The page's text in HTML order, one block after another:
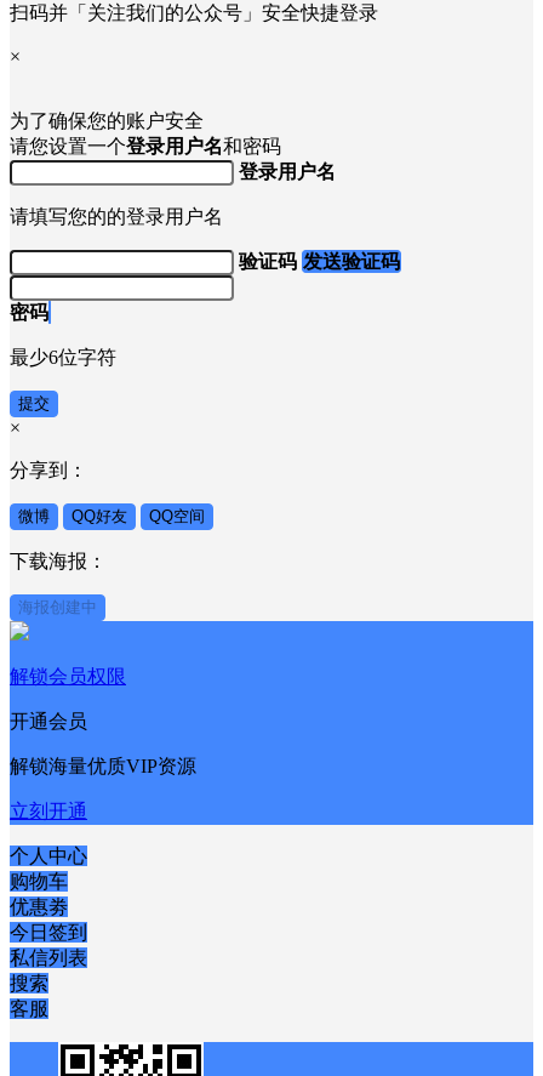
扫码并「关注我们的公众号」安全快捷登录
×
为了确保您的账户安全
请您设置一个登录用户名和密码
登录用户名
请填写您的的登录用户名
验证码 发送验证码
密码
最少6位字符
提交
×
分享到：
微博 QQ好友 QQ空间
下载海报：
海报创建中
解锁会员权限
开通会员
解锁海量优质VIP资源
立刻开通
个人中心
购物车
优惠劵
今日签到
私信列表
搜索
客服